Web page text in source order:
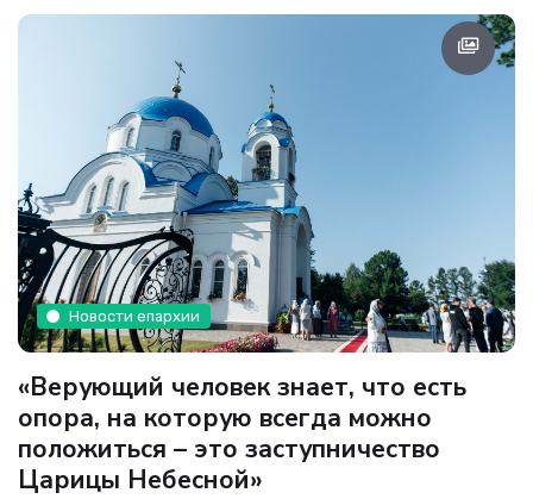
Новости епархии
«Верующий человек знает, что есть
опора, на которую всегда можно
положиться – это заступничество
Царицы Небесной»